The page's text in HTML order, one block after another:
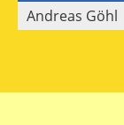
Andreas Göhl